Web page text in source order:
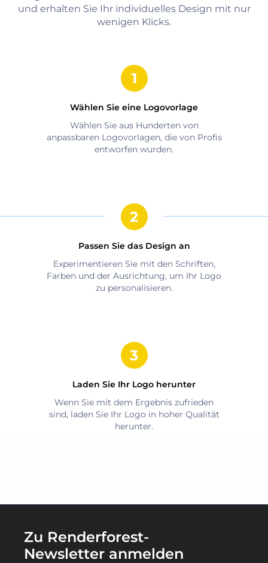
und erhalten Sie Ihr individuelles Design mit nur
wenigen Klicks.
Wählen Sie eine Logovorlage
Wählen Sie aus Hunderten von
anpassbaren Logovorlagen, die von Profis
entworfen wurden.
Passen Sie das Design an
Experimentieren Sie mit den Schriften,
Farben und der Ausrichtung, um Ihr Logo
zu personalisieren.
Laden Sie Ihr Logo herunter
Wenn Sie mit dem Ergebnis zufrieden
sind, laden Sie Ihr Logo in hoher Qualität
herunter.
Zu Renderforest-
Newsletter anmelden